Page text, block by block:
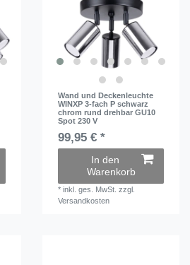
Wand und Deckenleuchte
WINXP 3-fach P schwarz
chrom rund drehbar GU10
Spot 230 V
99,95 € *
In den
Warenkorb
*inkl. ges. MwSt. zzgl.
Versandkosten